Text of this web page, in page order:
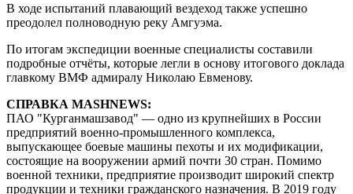
В ходе испытаний плавающий вездеход также успешно
преодолел полноводную реку Амгуэма.
По итогам экспедиции военные специалисты составили
подробные отчёты, которые легли в основу итогового доклада
главкому ВМФ адмиралу Николаю Евменову.
СПРАВКА MASHNEWS:
ПАО "Курганмашзавод" — одно из крупнейших в России
предприятий военно-промышленного комплекса,
выпускающее боевые машины пехоты и их модификации,
состоящие на вооружении армий почти 30 стран. Помимо
военной техники, предприятие производит широкий спектр
продукции и техники гражданского назначения. В 2019 году